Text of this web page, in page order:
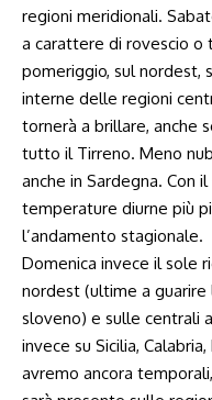
regioni meridionali.
a carattere di rovescio
pomeriggio, sul nordest,
interne delle regioni
tornerà a brillare, anche
tutto il Tirreno. Meno
anche in Sardegna. Con
temperature diurne più
l’andamento stagionale.
Domenica invece il sole
nordest (ultime a
sloveno) e sulle centrali
invece su Sicilia,
avremo ancora